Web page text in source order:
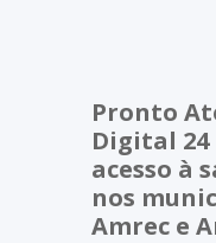
Pronto
Digital
acesso à
nos
Amrec e